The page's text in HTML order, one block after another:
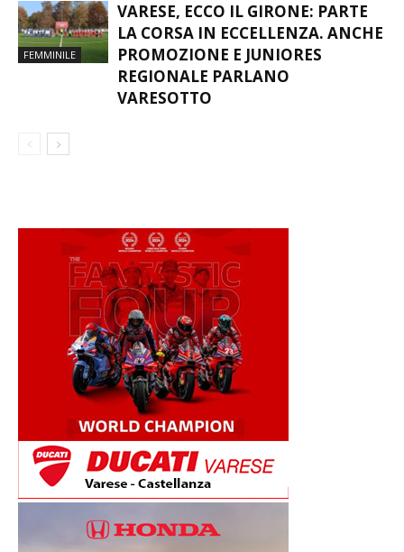
FEMMINILE
VARESE, ECCO IL GIRONE: PARTE
LA CORSA IN ECCELLENZA. ANCHE
PROMOZIONE E JUNIORES
REGIONALE PARLANO
VARESOTTO